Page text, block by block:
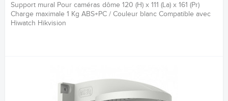
Support mural Pour caméras dôme 120 (H) x 111 (La) x 161 (Pr)
Charge maximale 1 Kg ABS+PC / Couleur blanc Compatible avec
Hiwatch Hikvision